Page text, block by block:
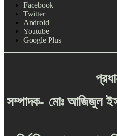
Facebook
Twitter
Android
Youtube
Google Plus
সম্পাদক- মোঃ আজিজুল